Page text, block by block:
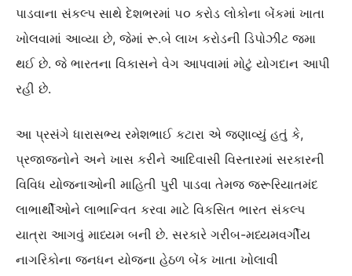
પાડવાના સંકલ્પ સાથે દેશભરમાં ૫૦ કરોડ લોકોના બેંકમાં ખાતા
ખોલવામાં આવ્યા છે, જેમાં રૂ.બે લાખ કરોડની ડિપોઝીટ જમા
થઈ છે. જે ભારતના વિકાસને વેગ આપવામાં મોટું યોગદાન આપી
રહી છે.
આ પ્રસંગે ધારાસભ્ય રમેશભાઈ કટારા એ જણાવ્યું હતું કે,
પ્રજાજનોને અને ખાસ કરીને આદિવાસી વિસ્તારમાં સરકારની
વિવિધ યોજનાઓની માહિતી પુરી પાડવા તેમજ જરૂરિયાતમંદ
લાભાર્થીઓને લાભાન્વિત કરવા માટે વિકસિત ભારત સંકલ્પ
યાત્રા આગવું માધ્યમ બની છે. સરકારે ગરીબ-મધ્યમવર્ગીય
નાગરિકોના જનધન યોજના હેઠળ બેંક ખાતા ખોલાવી